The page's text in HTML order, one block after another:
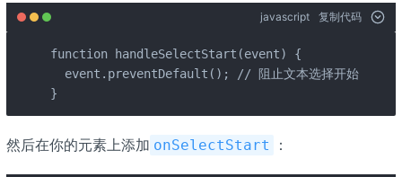
javascript 复制代码
function handleSelectStart(event) {
  event.preventDefault(); // 阻止文本选择开始
}
然后在你的元素上添加 onSelectStart ：